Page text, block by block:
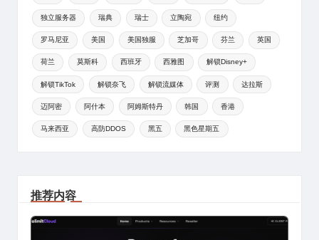
独立服务器 瑞典 瑞士 立陶宛 纽约
罗马尼亚 美国 美国独服 芝加哥 芬兰 英国
荷兰 莫斯科 西班牙 西雅图 解锁Disney+
解锁TikTok 解锁奈飞 解锁流媒体 评测 达拉斯
迈阿密 阿什本 阿姆斯特丹 韩国 香港
马来西亚 高防DDOS 黑五 黑色星期五
推荐内容